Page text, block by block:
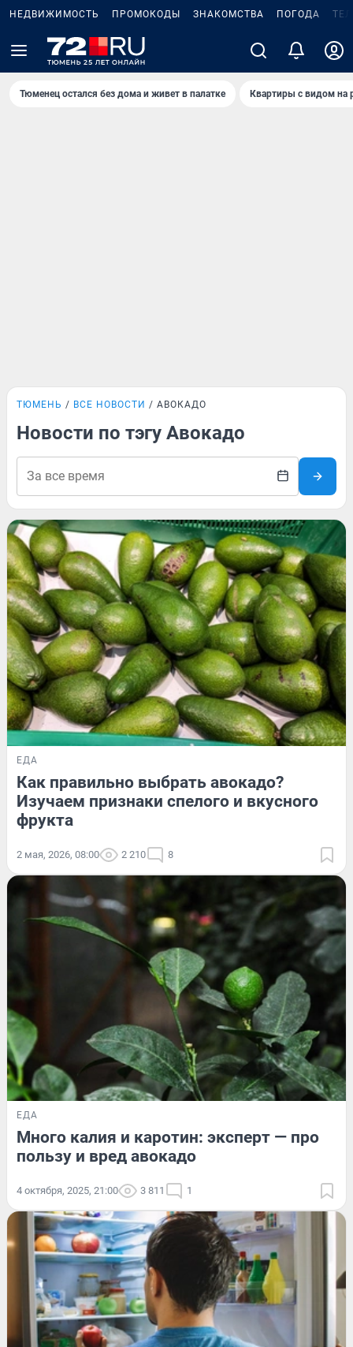
НЕДВИЖИМОСТЬ ПРОМОКОДЫ ЗНАКОМСТВА ПОГОДА
Тюменец остался без дома и живет в палатке Квартиры с видом на
ТЮМЕНЬ ВСЕ НОВОСТИ АВОКАДО
Новости по тэгу Авокадо
ЕДА
Как правильно выбрать авокадо?
Изучаем признаки спелого и вкусного
фрукта
2 мая, 2026, 08:00 2 210 8
ЕДА
Много калия и каротин: эксперт — про
пользу и вред авокадо
4 октября, 2025, 21:00 3 811 1